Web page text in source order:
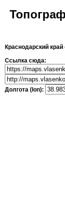
Краснодарский край
Ссылка сюда:
Долгота (lon):